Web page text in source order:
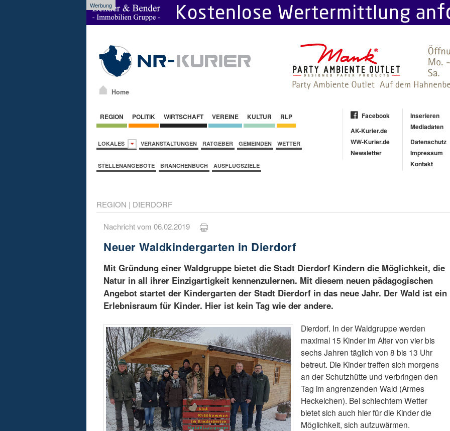
Werbung
Home
REGION POLITIK WIRTSCHAFT VEREINE KULTUR RLP
LOKALES VERANSTALTUNGEN RATGEBER GEMEINDEN WETTER
STELLENANGEBOTE BRANCHENBUCH AUSFLUGSZIELE
Facebook
AK-Kurier.de
WW-Kurier.de
Newsletter
Inserieren
Mediadaten
Datenschutz
Impressum
Kontakt
REGION | DIERDORF
Nachricht vom 06.02.2019
Neuer Waldkindergarten in Dierdorf
Mit Gründung einer Waldgruppe bietet die Stadt Dierdorf Kindern die Möglichkeit, die
Natur in all ihrer Einzigartigkeit kennenzulernen. Mit diesem neuen pädagogischen
Angebot startet der Kindergarten der Stadt Dierdorf in das neue Jahr. Der Wald ist ein
Erlebnisraum für Kinder. Hier ist kein Tag wie der andere.
Dierdorf. In der Waldgruppe werden
maximal 15 Kinder im Alter von vier bis
sechs Jahren täglich von 8 bis 13 Uhr
betreut. Die Kinder treffen sich morgens
an der Schutzhütte und verbringen den
Tag im angrenzenden Wald (Armes
Heckelchen). Bei schlechtem Wetter
bietet sich auch hier für die Kinder die
Möglichkeit, sich aufzuwärmen.